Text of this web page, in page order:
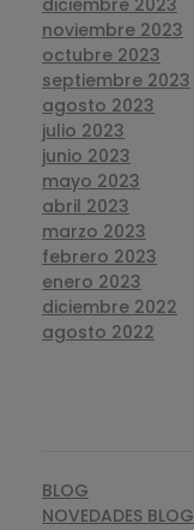
diciembre 2023
noviembre 2023
octubre 2023
septiembre 2023
agosto 2023
julio 2023
junio 2023
mayo 2023
abril 2023
marzo 2023
febrero 2023
enero 2023
diciembre 2022
agosto 2022
BLOG
NOVEDADES BLOG